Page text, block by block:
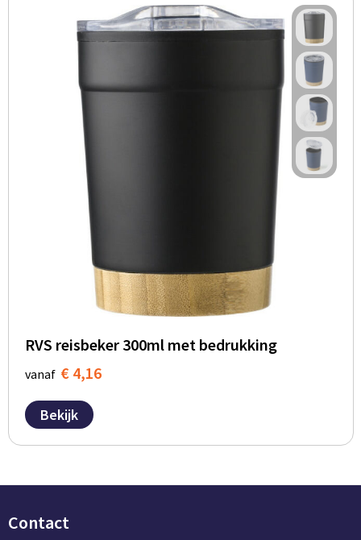
RVS reisbeker 300ml met bedrukking
vanaf € 4,16
Bekijk
Contact